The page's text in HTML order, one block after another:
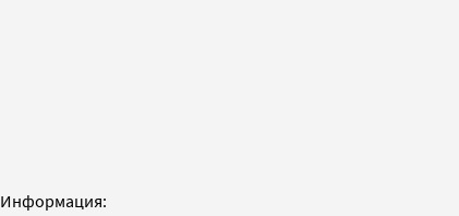
Информация: